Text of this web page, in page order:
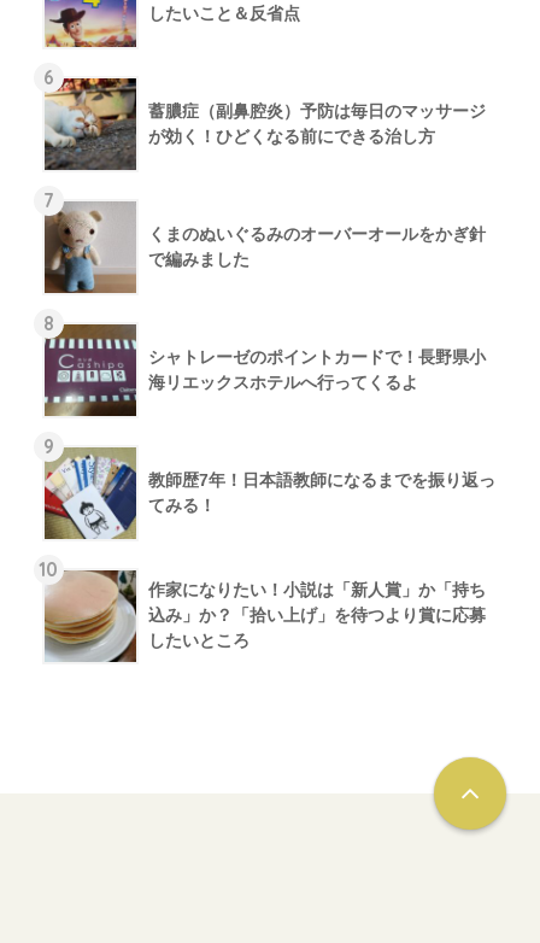
したいこと＆反省点
6
蓄膿症（副鼻腔炎）予防は毎日のマッサージ
が効く！ひどくなる前にできる治し方
7
くまのぬいぐるみのオーバーオールをかぎ針
で編みました
8
シャトレーゼのポイントカードで！長野県小
海リエックスホテルへ行ってくるよ
9
教師歴7年！日本語教師になるまでを振り返っ
てみる！
10
作家になりたい！小説は「新人賞」か「持ち
込み」か？「拾い上げ」を待つより賞に応募
したいところ